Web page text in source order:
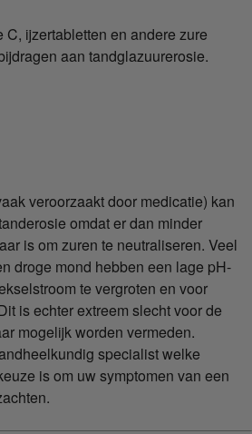
ijzertabletten en andere zure
aan tandglazuurerosie.
veroorzaakt door medicatie) kan
omdat er dan minder
is om zuren te neutraliseren. Veel
droge mond hebben een lage pH-
te vergroten en voor
is echter extreem slecht voor de
mogelijk worden vermeden.
specialist welke
is om uw symptomen van een